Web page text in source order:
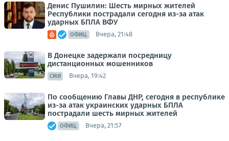
Денис Пушилин: Шесть мирных жителей
Республики пострадали сегодня из-за атак
ударных БПЛА ВФУ
ОФИЦ. Вчера, 21:48
В Донецке задержали посредницу
дистанционных мошенников
СМИ Вчера, 19:42
По сообщению Главы ДНР, сегодня в республике
из-за атак украинских ударных БПЛА
пострадали шесть мирных жителей
ОФИЦ. Вчера, 21:57